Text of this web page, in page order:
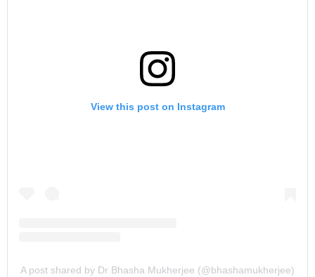
View this post on Instagram
A post shared by Dr Bhasha Mukherjee (@bhashamukherjee)